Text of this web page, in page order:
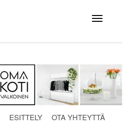
Avaa
valikko
ESITTELY OTA YHTEYTTÄ